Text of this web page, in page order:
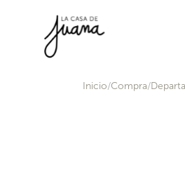
Inicio Compra